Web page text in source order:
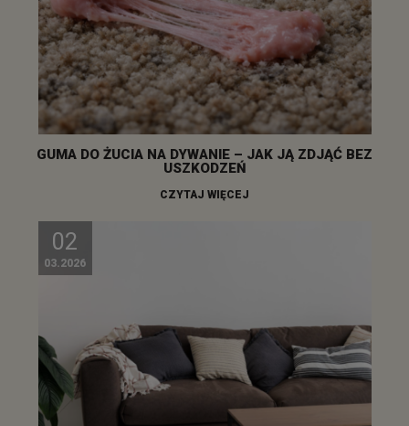
GUMA DO ŻUCIA NA DYWANIE – JAK JĄ ZDJĄĆ BEZ
USZKODZEŃ
CZYTAJ WIĘCEJ
02
03.2026